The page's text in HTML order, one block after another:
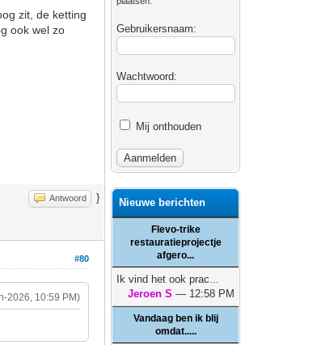
zit, de ketting
ook wel zo
Antwoord }
#80
2026, 10:59 PM)
Gebruikersnaam:
Wachtwoord:
Mij onthouden
Nieuwe berichten
Flevo-trike
restauratieprojectje
afgero...
Ik vind het ook prac...
Jeroen S — 12:58 PM
Vandaag ben ik blij
omdat.....